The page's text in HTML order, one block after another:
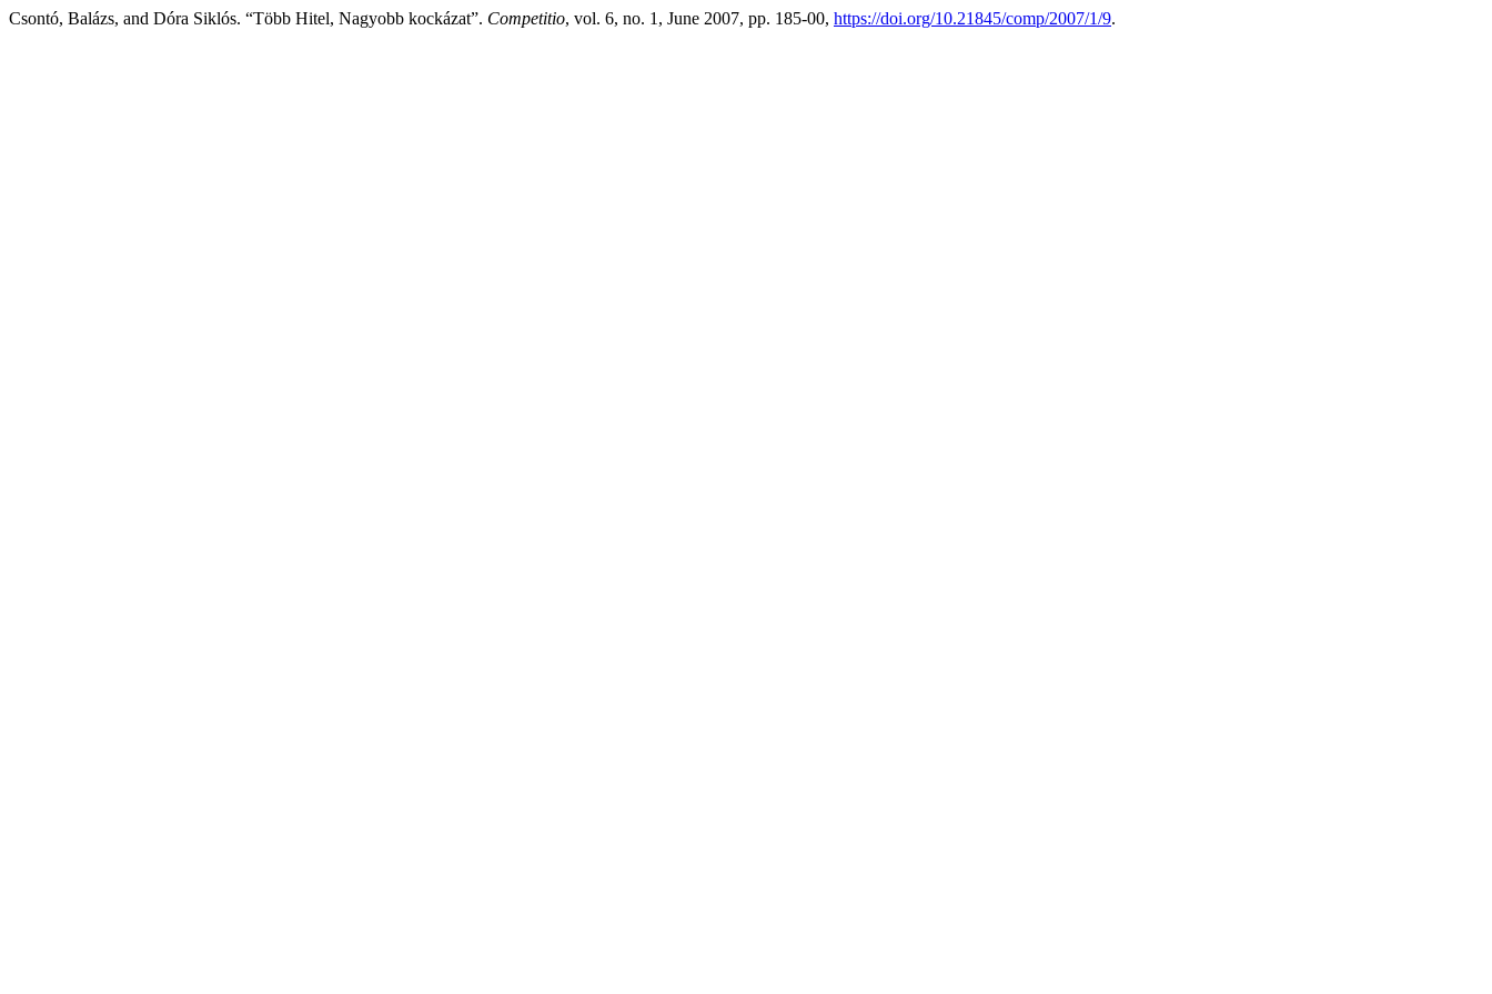
Csontó, Balázs, and Dóra Siklós. “Több Hitel, Nagyobb kockázat”. Competitio, vol. 6, no. 1, June 2007, pp. 185-00, https://doi.org/10.21845/comp/2007/1/9.